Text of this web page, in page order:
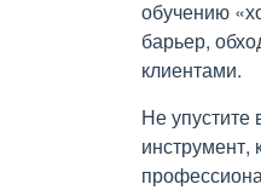
обучению
барьер,
клиентами.
Не упустите